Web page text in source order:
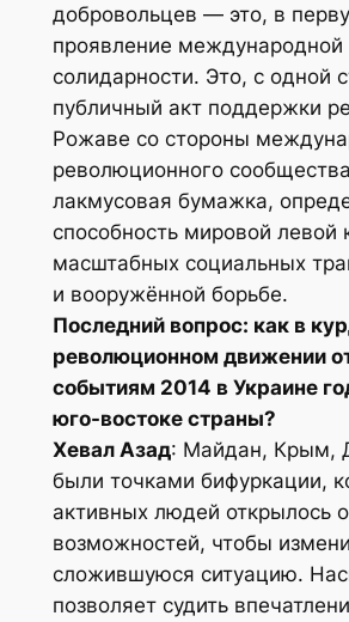
добровольцев — это, в
проявление международной
солидарности. Это, с одной
публичный акт поддержки
Рожаве со стороны
революционного
лакмусовая бумажка,
способность мировой левой
масштабных социальных
и вооружённой борьбе.
Последний вопрос: как в
революционном движении
событиям 2014 в Украине
юго-востоке страны?
Хевал Азад: Майдан, Крым,
были точками бифуркации,
активных людей открылось
возможностей, чтобы
сложившуюся ситуацию.
позволяет судить